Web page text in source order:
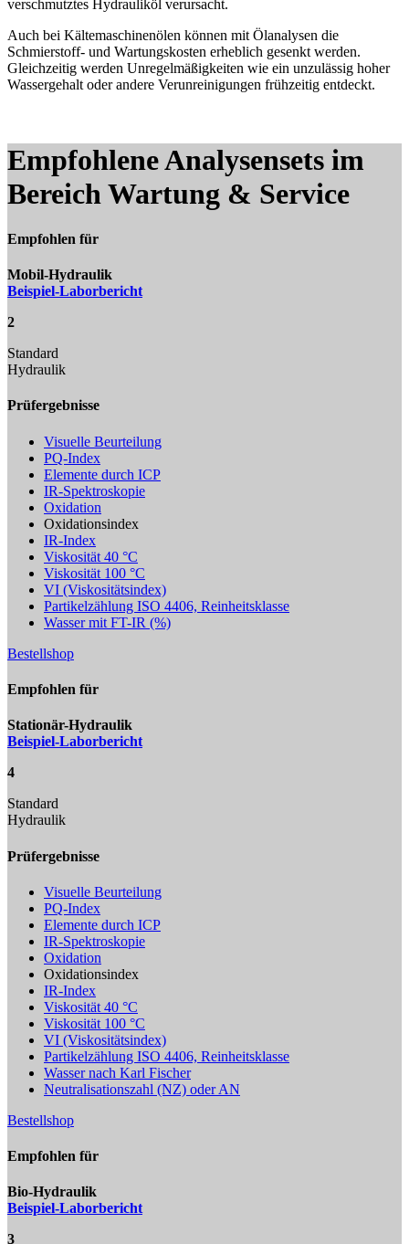
verschmutztes Hydrauliköl verursacht.
Auch bei Kältemaschinenölen können mit Ölanalysen die
Schmierstoff- und Wartungskosten erheblich gesenkt werden.
Gleichzeitig werden Unregelmäßigkeiten wie ein unzulässig hoher
Wassergehalt oder andere Verunreinigungen frühzeitig entdeckt.
Empfohlene Analysensets im
Bereich Wartung & Service
Empfohlen für
Mobil-Hydraulik
Beispiel-Laborbericht
2
Standard
Hydraulik
Prüfergebnisse
Visuelle Beurteilung
PQ-Index
Elemente durch ICP
IR-Spektroskopie
Oxidation
Oxidationsindex
IR-Index
Viskosität 40 °C
Viskosität 100 °C
VI (Viskositätsindex)
Partikelzählung ISO 4406, Reinheitsklasse
Wasser mit FT-IR (%)
Bestellshop
Empfohlen für
Stationär-Hydraulik
Beispiel-Laborbericht
4
Standard
Hydraulik
Prüfergebnisse
Visuelle Beurteilung
PQ-Index
Elemente durch ICP
IR-Spektroskopie
Oxidation
Oxidationsindex
IR-Index
Viskosität 40 °C
Viskosität 100 °C
VI (Viskositätsindex)
Partikelzählung ISO 4406, Reinheitsklasse
Wasser nach Karl Fischer
Neutralisationszahl (NZ) oder AN
Bestellshop
Empfohlen für
Bio-Hydraulik
Beispiel-Laborbericht
3